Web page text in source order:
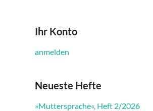
Ihr Konto
anmelden
Neueste Hefte
»Muttersprache«, Heft 2/2026